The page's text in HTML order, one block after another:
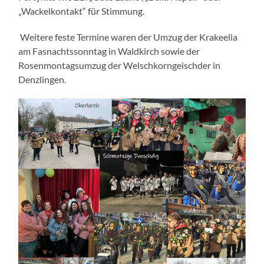
„Wackelkontakt“ für Stimmung.
Weitere feste Termine waren der Umzug der Krakeelia
am Fasnachtssonntag in Waldkirch sowie der
Rosenmontagsumzug der Welschkorngeischder in
Denzlingen.